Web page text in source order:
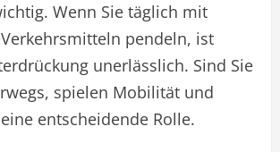
Wenn Sie täglich mit
pendeln, ist
unerlässlich. Sind Sie
spielen Mobilität und
entscheidende Rolle.